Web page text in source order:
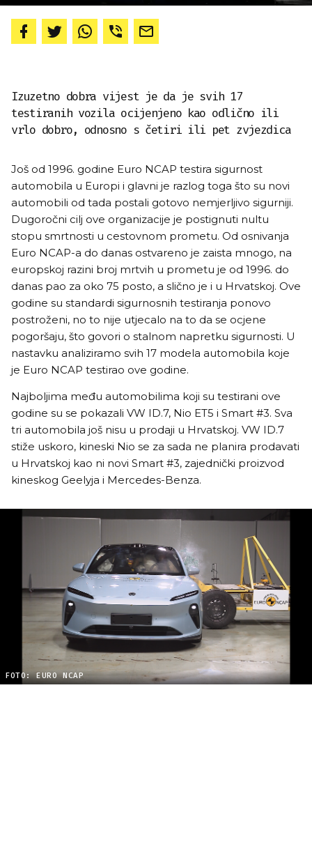
Izuzetno dobra vijest je da je svih 17
testiranih vozila ocijenjeno kao odlično ili
vrlo dobro, odnosno s četiri ili pet zvjezdica
Još od 1996. godine Euro NCAP testira sigurnost
automobila u Europi i glavni je razlog toga što su novi
automobili od tada postali gotovo nemjerljivo sigurniji.
Dugoročni cilj ove organizacije je postignuti nultu
stopu smrtnosti u cestovnom prometu. Od osnivanja
Euro NCAP-a do danas ostvareno je zaista mnogo, na
europskoj razini broj mrtvih u prometu je od 1996. do
danas pao za oko 75 posto, a slično je i u Hrvatskoj. Ove
godine su standardi sigurnosnih testiranja ponovo
postroženi, no to nije utjecalo na to da se ocjene
pogoršaju, što govori o stalnom napretku sigurnosti. U
nastavku analiziramo svih 17 modela automobila koje
je Euro NCAP testirao ove godine.
Najboljima među automobilima koji su testirani ove
godine su se pokazali VW ID.7, Nio ET5 i Smart #3. Sva
tri automobila još nisu u prodaji u Hrvatskoj. VW ID.7
stiže uskoro, kineski Nio se za sada ne planira prodavati
u Hrvatskoj kao ni novi Smart #3, zajednički proizvod
kineskog Geelyja i Mercedes-Benza.
FOTO: EURO NCAP